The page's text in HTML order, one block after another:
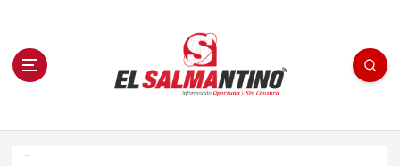
n El Salmantino - medios/noticias/editorial